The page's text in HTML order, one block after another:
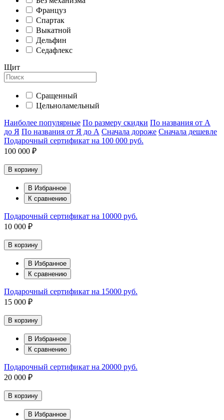
Француз
Спартак
Выкатной
Дельфин
Седафлекс
Щит
Сращенный
Цельноламельный
Наиболее популярные По размеру скидки По названия от А
до Я По названия от Я до А Сначала дороже Сначала дешевле
Подарочный сертификат на 100 000 руб.
100 000 ₽
В корзину
В Избранное
К сравнению
Подарочный сертификат на 10000 руб.
10 000 ₽
В корзину
В Избранное
К сравнению
Подарочный сертификат на 15000 руб.
15 000 ₽
В корзину
В Избранное
К сравнению
Подарочный сертификат на 20000 руб.
20 000 ₽
В корзину
В Избранное